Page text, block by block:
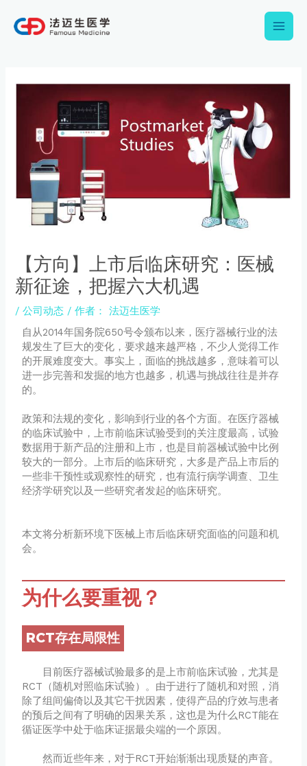
Main
【方向】上市后临床研究：医械
新征途，把握六大机遇
/公司动态 / 作者：
法迈生医学
自从2014年国务院650号令颁布以来，医疗器械行业的法
规发生了巨大的变化，要求越来越严格，不少人觉得工作
的开展难度变大。事实上，面临的挑战越多，意味着可以
进一步完善和发掘的地方也越多，机遇与挑战往往是并存
的。
政策和法规的变化，影响到行业的各个方面。在医疗器械
的临床试验中，上市前临床试验受到的关注度最高，试验
数据用于新产品的注册和上市，也是目前器械试验中比例
较大的一部分。上市后的临床研究，大多是产品上市后的
一些非干预性或观察性的研究，也有流行病学调查、卫生
经济学研究以及一些研究者发起的临床研究。
本文将分析新环境下医械上市后临床研究面临的问题和机
会。
为什么要重视？
RCT存在局限性
目前医疗器械试验最多的是上市前临床试验，尤其是
RCT（随机对照临床试验）。由于进行了随机和对照，消
除了组间偏倚以及其它干扰因素，使得产品的疗效与患者
的预后之间有了明确的因果关系，这也是为什么RCT能在
循证医学中处于临床证据最尖端的一个原因。
然而近些年来，对于RCT开始渐渐出现质疑的声音。